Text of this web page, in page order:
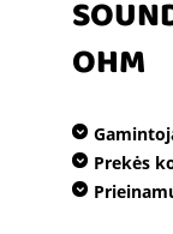
OHM
Prekės